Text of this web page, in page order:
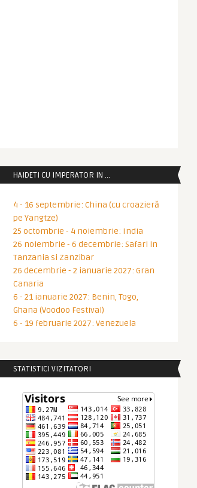
HAIDETI CU IMPERATOR IN …
4 - 16 septembrie: China (cu croazieră
pe Yangtze)
25 octombrie - 4 noiembrie: India
26 noiembrie - 6 decembrie: Safari in
Tanzania si Zanzibar
26 decembrie - 2 ianuarie 2027: Gran
Canaria
6 - 21 ianuarie 2027: Benin, Togo,
Ghana (Voodoo Festival)
6 - 19 februarie 2027: Venezuela
STATISTICI VIZITATORI